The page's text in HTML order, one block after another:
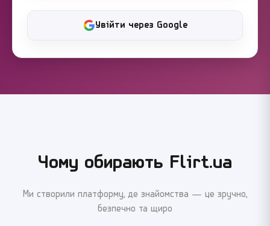
Увійти через Google
Чому обирають Flirt.ua
Ми створили платформу, де знайомства — це зручно,
безпечно та щиро